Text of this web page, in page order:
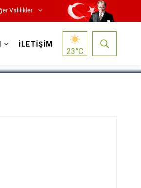
Valilikler
İLETİŞİM
23°C